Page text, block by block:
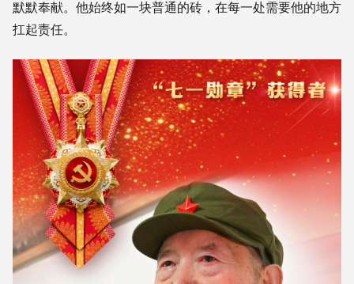
默默奉献。他始终如一块普通的砖，在每一处需要他的地方
扛起责任。